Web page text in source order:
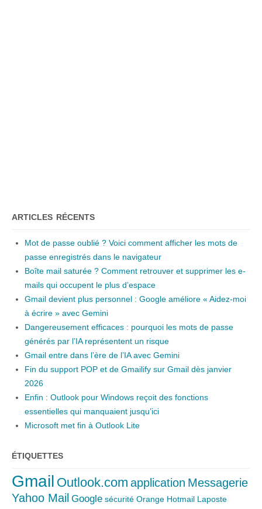
ARTICLES RÉCENTS
Mot de passe oublié ? Voici comment afficher les mots de
passe enregistrés dans le navigateur
Boîte mail saturée ? Comment retrouver et supprimer les e-
mails qui occupent le plus d’espace
Gmail devient plus personnel : Google améliore « Aidez-moi
à écrire » avec Gemini
Dangereusement efficaces : pourquoi les mots de passe
générés par l’IA représentent un risque
Gmail entre dans l’ère de l’IA avec Gemini
Fin du support POP et de Gmailify sur Gmail dès janvier
2026
Enfin : Outlook pour Windows reçoit des fonctions
essentielles qui manquaient jusqu’ici
Microsoft met fin à Outlook Lite
ÉTIQUETTES
Gmail Outlook.com application Messagerie
Yahoo Mail Google sécurité Orange Hotmail Laposte